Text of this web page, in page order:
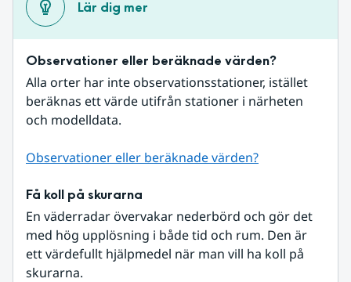
Lär dig mer
Observationer eller beräknade värden?
Alla orter har inte observationsstationer, istället
beräknas ett värde utifrån stationer i närheten
och modelldata.
Observationer eller beräknade värden?
Få koll på skurarna
En väderradar övervakar nederbörd och gör det
med hög upplösning i både tid och rum. Den är
ett värdefullt hjälpmedel när man vill ha koll på
skurarna.